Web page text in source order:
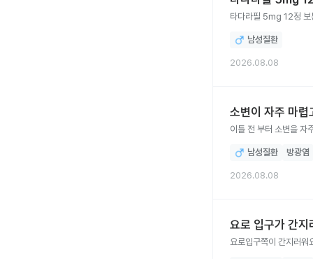
타다라필 5mg 12정 보
남성질환
2026.08.08
소변이 자주 마
이틀 전 부터 소변을 자
남성질환 방광염
2026.08.08
요로 입구가 간지
요로입구쪽이 간지러워